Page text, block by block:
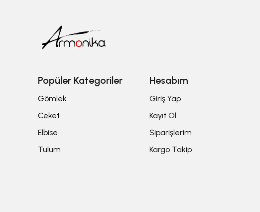
Popüler Kategoriler
Gömlek
Ceket
Elbise
Tulum
Hesabım
Giriş Yap
Kayıt Ol
Siparişlerim
Kargo Takip